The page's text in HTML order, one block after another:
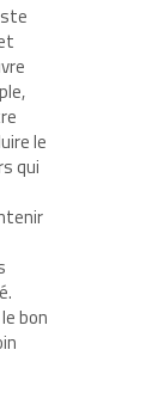
le
qui
bon